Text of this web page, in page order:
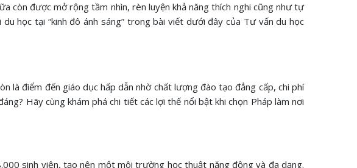
còn được mở rộng tầm nhìn, rèn luyện khả năng thích nghi cũng như tự
học tại “kinh đô ánh sáng” trong bài viết dưới đây của Tư vấn du học
là điểm đến giáo dục hấp dẫn nhờ chất lượng đào tạo đẳng cấp, chi phí
Hãy cùng khám phá chi tiết các lợi thế nổi bật khi chọn Pháp làm nơi
sinh viên, tạo nên một môi trường học thuật năng động và đa dạng.